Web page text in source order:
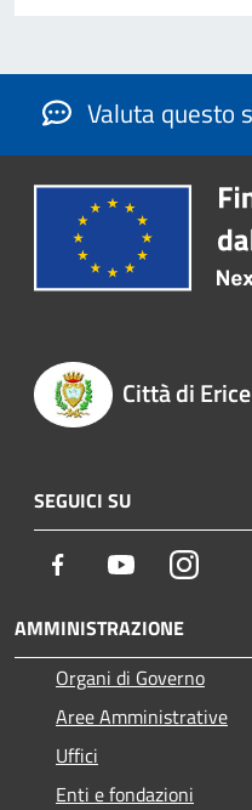
Valuta questo
Città di Erice
SEGUICI SU
Facebook Youtube
AMMINISTRAZIONE
Organi di Governo
Aree Amministrative
Uffici
Enti e fondazioni